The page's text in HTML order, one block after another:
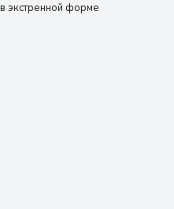
экстренной форме